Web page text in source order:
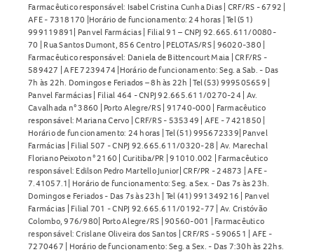
Farmacêutico responsável: Isabel Cristina Cunha Dias | CRF/RS - 6792 |
AFE - 7318170 |Horário de funcionamento: 24 horas | Tel (51)
999119891| Panvel Farmácias | Filial 91 – CNPJ 92.665.611/0080-
70 | Rua Santos Dumont, 856 Centro | PELOTAS/RS | 96020-380 |
Farmacêutico responsável: Daniela de Bittencourt Maia | CRF/RS -
589427 | AFE 7239474 |Horário de funcionamento: Seg. a Sab. - Das
7h às 22h. Domingos e Feriados – 8h às 22h | Tel (53) 999505659 |
Panvel Farmácias | Filial 464 - CNPJ 92.665.611/0270-24 | Av.
Cavalhada n° 3860 | Porto Alegre/RS | 91740-000 | Farmacêutico
responsável: Mariana Cervo | CRF/RS - 535349 | AFE - 7421850 |
Horário de funcionamento: 24 horas | Tel (51) 995672339| Panvel
Farmácias | Filial 507 - CNPJ 92.665.611/0320-28 | Av. Marechal
Floriano Peixoto n° 2160 | Curitiba/PR | 91010.002 | Farmacêutico
responsável: Edilson Pedro Martello Junior| CRF/PR - 24873 | AFE -
7.41057.1| Horário de funcionamento: Seg. a Sex. - Das 7s às 23h.
Domingos e Feriados - Das 7s às 23h | Tel (41) 991349216 | Panvel
Farmácias | Filial 701 - CNPJ 92.665.611/0192-77 | Av. Cristóvão
Colombo, 976/980| Porto Alegre/RS | 90560-001 | Farmacêutico
responsável: Crislane Oliveira dos Santos | CRF/RS - 590651 | AFE -
7270467 | Horário de funcionamento: Seg. a Sex. - Das 7:30h às 22hs.